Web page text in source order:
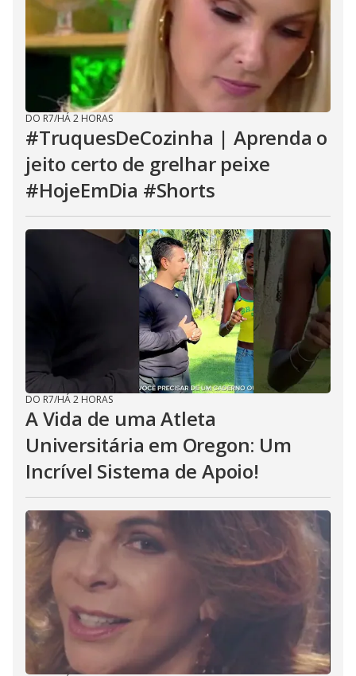
DO R7/HÁ 2 HORAS
#TruquesDeCozinha | Aprenda o
jeito certo de grelhar peixe
#HojeEmDia #Shorts
DO R7/HÁ 2 HORAS
A Vida de uma Atleta
Universitária em Oregon: Um
Incrível Sistema de Apoio!